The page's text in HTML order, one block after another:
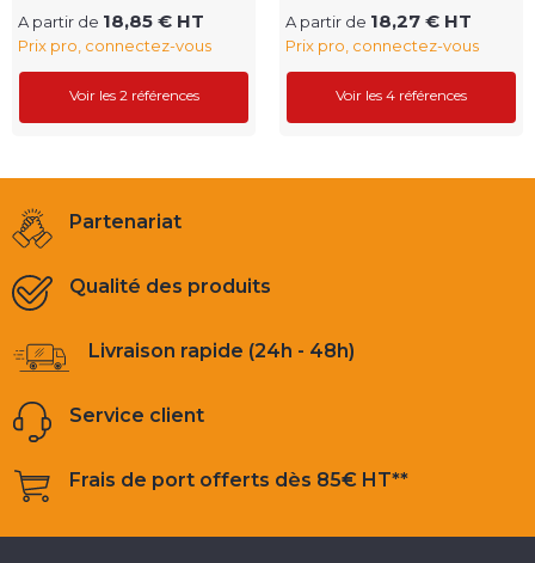
A partir de 18,85 € HT
Prix pro, connectez-vous
Voir les 2 références
A partir de 18,27 € HT
Prix pro, connectez-vous
Voir les 4 références
Partenariat
Qualité des produits
Livraison rapide (24h - 48h)
Service client
Frais de port offerts dès 85€ HT**